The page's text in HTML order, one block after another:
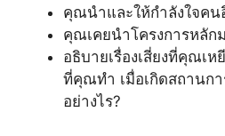
คุณนำและให้กำลังใจคน
คุณเคยนำโครงการหลัก
อธิบายเรื่องเสี่ยงที่คุณเ
ที่คุณทำ เมื่อเกิดสถาน
อย่างไร?